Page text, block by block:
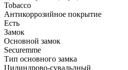
Tobacco
Антикоррозийное покрытие
Есть
Замок
Основной замок
Securemme
Тип основного замка
Цилиндрово-сувальдный